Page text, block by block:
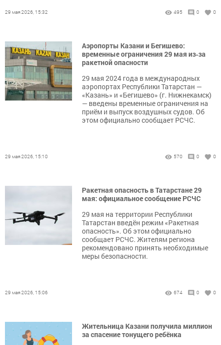
29 мая 2026, 15:32 495 0 0
Аэропорты Казани и Бегишево:
временные ограничения 29 мая из‑за
ракетной опасности
29 мая 2024 года в международных
аэропортах Республики Татарстан —
«Казань» и «Бегишево» (г. Нижнекамск)
— введены временные ограничения на
приём и выпуск воздушных судов. Об
этом официально сообщает РСЧС.
29 мая 2026, 15:10 570 0 0
Ракетная опасность в Татарстане 29
мая: официальное сообщение РСЧС
29 мая на территории Республики
Татарстан введён режим «Ракетная
опасность». Об этом официально
сообщает РСЧС. Жителям региона
рекомендовано принять необходимые
меры безопасности.
29 мая 2026, 15:06 674 0 0
Жительница Казани получила миллион
за спасение тонущего ребёнка